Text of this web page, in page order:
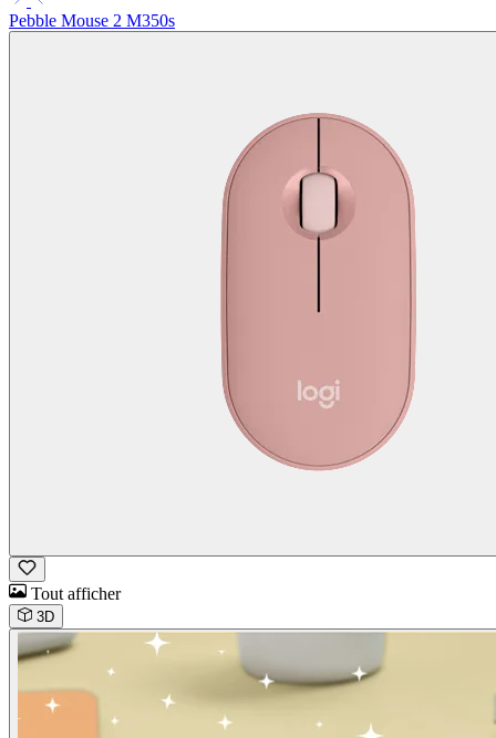
Pebble Mouse 2 M350s
Tout afficher
3D